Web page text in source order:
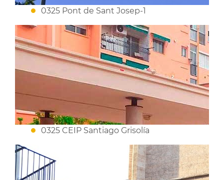
0325 Pont de Sant Josep-1
0325 CEIP Santiago Grisolía